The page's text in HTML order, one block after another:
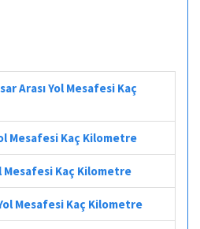
Arası Yol Mesafesi Kaç
Mesafesi Kaç Kilometre
Mesafesi Kaç Kilometre
Mesafesi Kaç Kilometre